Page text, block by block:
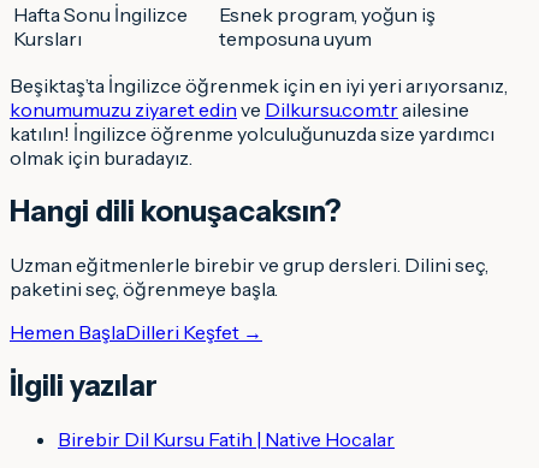
Hafta Sonu İngilizce
Kursları
Esnek program, yoğun iş
temposuna uyum
Beşiktaş’ta İngilizce öğrenmek için en iyi yeri arıyorsanız,
konumumuzu ziyaret edin ve Dilkursu.com.trailesine
katılın! İngilizce öğrenme yolculuğunuzda size yardımcı
olmak için buradayız.
Hangi dili konuşacaksın?
Uzman eğitmenlerle birebir ve grup dersleri. Dilini seç,
paketini seç, öğrenmeye başla.
Hemen BaşlaDilleri Keşfet →
İlgili yazılar
Birebir Dil Kursu Fatih | Native Hocalar